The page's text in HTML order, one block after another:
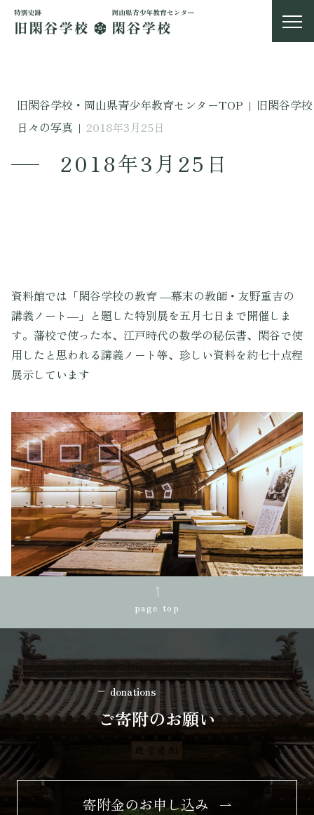
旧閑谷学校・岡山県青少年教育センターTOP | 旧閑谷学校
日々の写真 | 2018年3月25日
2018年3月25日
資料館では「閑谷学校の教育 ―幕末の教師・友野重吉の
講義ノート―」と題した特別展を五月七日まで開催しま
す。藩校で使った本、江戸時代の数学の秘伝書、閑谷で使
用したと思われる講義ノート等、珍しい資料を約七十点程
展示しています
page top
donations
ご寄附のお願い
寄附金のお申し込み